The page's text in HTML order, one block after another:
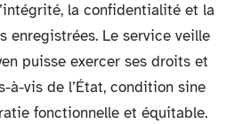
la confidentialité et la
enregistrées. Le service veille
puisse exercer ses droits et
à-vis de l’État, condition sine
fonctionnelle et équitable.